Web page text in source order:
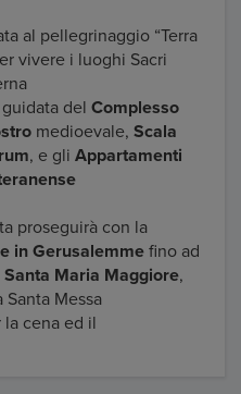
al pellegrinaggio “Terra
vivere i luoghi Sacri
del Complesso
medioevale, Scala
, e gli Appartamenti
proseguirà con la
in Gerusalemme fino ad
Santa Maria Maggiore,
Messa
cena ed il